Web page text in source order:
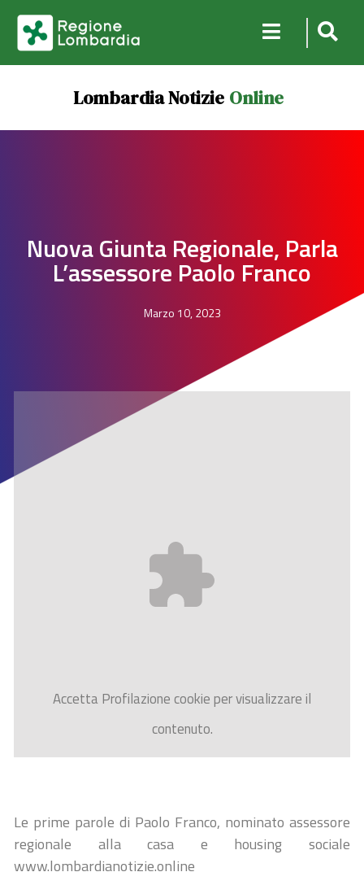
Lombardia Notizie Online
Nuova Giunta Regionale, Parla
L’assessore Paolo Franco
Marzo 10, 2023
AccettaProfilazionecookie per visualizzare il
contenuto.
Le prime parole di Paolo Franco, nominato assessore
regionale alla casa e housing sociale
www.lombardianotizie.online